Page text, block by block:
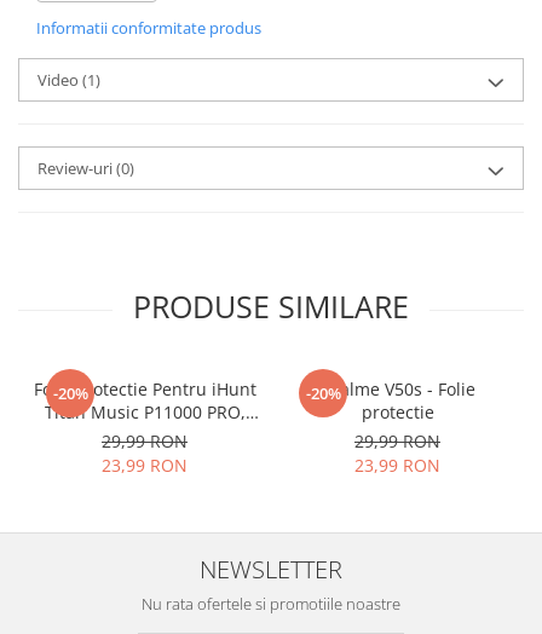
Foliile noastre sunt
tu.
Materialul folosit in
esteNano Glass flexibil.
AcestagaranteazacaNU SE
SPARGE in mii de cioburi
ascutite si periculoase.
zgarieturi si spargere, ci si
INTARESTE ecranul!
Folia avand rezistenta 9H la
Informatii conformitate produs
Video (1)
Review-uri(0)
PRODUSE SIMILARE
-20%
Folie Protectie Pentru iHunt
Titan Music P11000 PRO,
VDOO
29,99 RON
23,99 RON
-20%
Realme V50s - Folie
protectie
29,99 RON
23,99 RON
NEWSLETTER
Nu rata ofertele si promotiile noastre